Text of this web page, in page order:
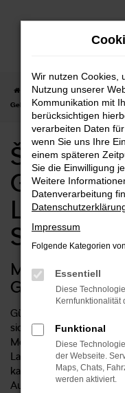
Zum
Startseite Schorndorf
Gebrauchtwagen mit
Škoda
Mobil zum
Günstiger, als mit einem
sich die Mobilität in
Modell zeichnet sich
Langlebigkeit aus,
kaum Spuren
Autohaus Sorg Ihren
Wir nutzen Cookies,
Nutzung unserer
Kommunikation mit
berücksichtigen
verarbeiten Daten
wenn Sie uns Ihre
einem späteren
Sie die Einwilligung
Weitere
Datenverarbeitung
Impressum
Folgende Kategorien
Essentiell
Diese
Kernfunktionalität
Funktional
Diese
der Webseite.
Maps, Chats,
werden aktiviert.